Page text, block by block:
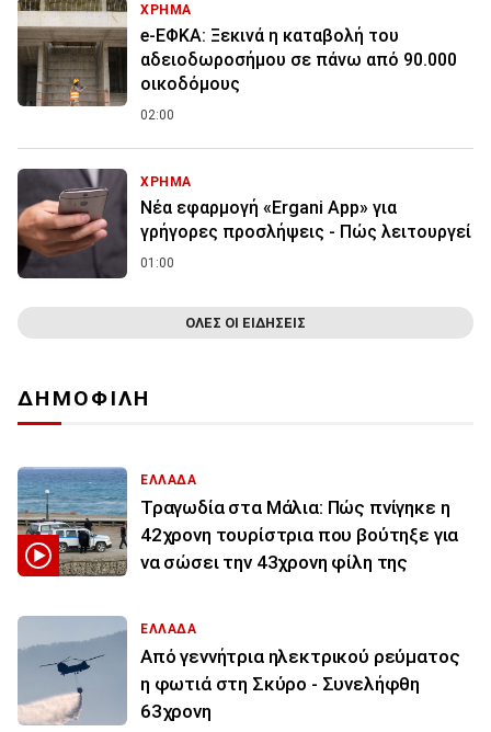
ΧΡΗΜΑ
e-ΕΦΚΑ: Ξεκινά η καταβολή του
αδειοδωροσήμου σε πάνω από 90.000
οικοδόμους
02:00
ΧΡΗΜΑ
Νέα εφαρμογή «Ergani App» για
γρήγορες προσλήψεις - Πώς λειτουργεί
01:00
ΟΛΕΣ ΟΙ ΕΙΔΗΣΕΙΣ
ΔΗΜΟΦΙΛΗ
ΕΛΛΑΔΑ
Τραγωδία στα Μάλια: Πώς πνίγηκε η
42χρονη τουρίστρια που βούτηξε για
να σώσει την 43χρονη φίλη της
ΕΛΛΑΔΑ
Από γεννήτρια ηλεκτρικού ρεύματος
η φωτιά στη Σκύρο - Συνελήφθη
63χρονη